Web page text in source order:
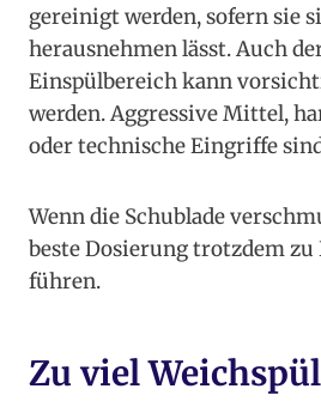
gereinigt werden, sofern sie
herausnehmen lässt. Auch
Einspülbereich kann
werden. Aggressive Mittel,
oder technische Eingriffe
Wenn die Schublade
beste Dosierung trotzdem zu
führen.
Zu viel